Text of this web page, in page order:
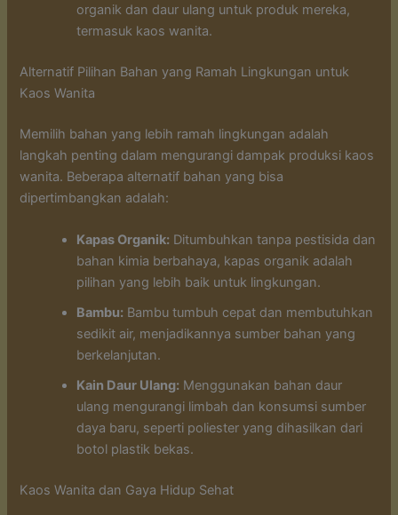
organik dan daur ulang untuk produk mereka,
termasuk kaos wanita.
Alternatif Pilihan Bahan yang Ramah Lingkungan untuk
Kaos Wanita
Memilih bahan yang lebih ramah lingkungan adalah
langkah penting dalam mengurangi dampak produksi kaos
wanita. Beberapa alternatif bahan yang bisa
dipertimbangkan adalah:
Kapas Organik: Ditumbuhkan tanpa pestisida dan
bahan kimia berbahaya, kapas organik adalah
pilihan yang lebih baik untuk lingkungan.
Bambu: Bambu tumbuh cepat dan membutuhkan
sedikit air, menjadikannya sumber bahan yang
berkelanjutan.
Kain Daur Ulang: Menggunakan bahan daur
ulang mengurangi limbah dan konsumsi sumber
daya baru, seperti poliester yang dihasilkan dari
botol plastik bekas.
Kaos Wanita dan Gaya Hidup Sehat